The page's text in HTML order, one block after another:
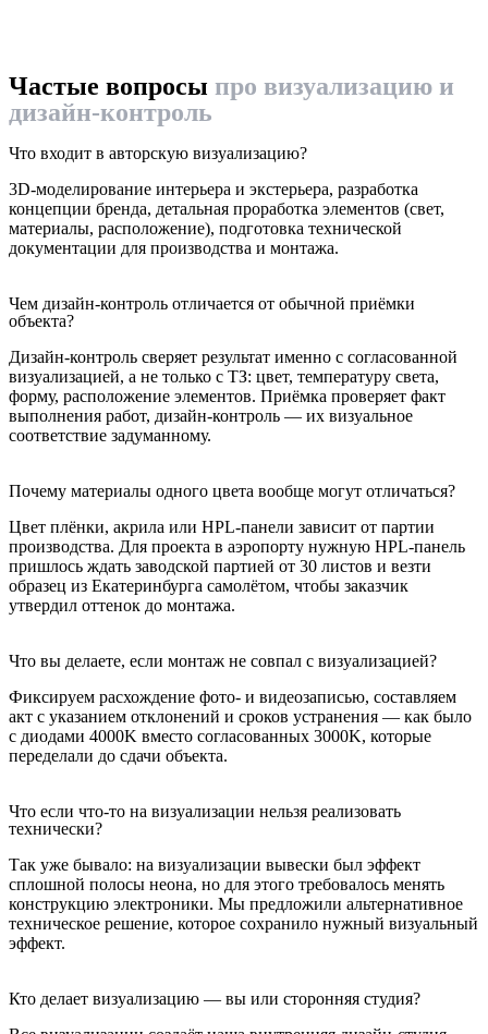
Частые вопросы про визуализацию и
дизайн-контроль
Что входит в авторскую визуализацию?
3D-моделирование интерьера и экстерьера, разработка
концепции бренда, детальная проработка элементов (свет,
материалы, расположение), подготовка технической
документации для производства и монтажа.
Чем дизайн-контроль отличается от обычной приёмки
объекта?
Дизайн-контроль сверяет результат именно с согласованной
визуализацией, а не только с ТЗ: цвет, температуру света,
форму, расположение элементов. Приёмка проверяет факт
выполнения работ, дизайн-контроль — их визуальное
соответствие задуманному.
Почему материалы одного цвета вообще могут отличаться?
Цвет плёнки, акрила или HPL-панели зависит от партии
производства. Для проекта в аэропорту нужную HPL-панель
пришлось ждать заводской партией от 30 листов и везти
образец из Екатеринбурга самолётом, чтобы заказчик
утвердил оттенок до монтажа.
Что вы делаете, если монтаж не совпал с визуализацией?
Фиксируем расхождение фото- и видеозаписью, составляем
акт с указанием отклонений и сроков устранения — как было
с диодами 4000K вместо согласованных 3000K, которые
переделали до сдачи объекта.
Что если что-то на визуализации нельзя реализовать
технически?
Так уже бывало: на визуализации вывески был эффект
сплошной полосы неона, но для этого требовалось менять
конструкцию электроники. Мы предложили альтернативное
техническое решение, которое сохранило нужный визуальный
эффект.
Кто делает визуализацию — вы или сторонняя студия?